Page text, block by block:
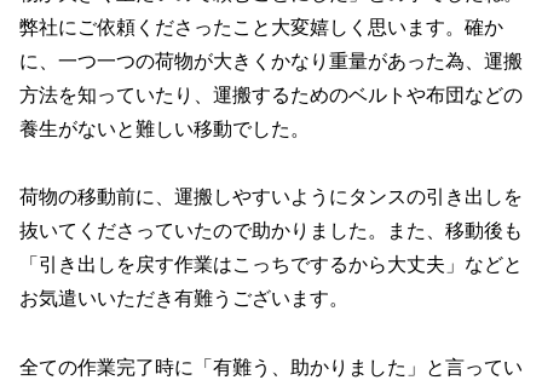
弊社にご依頼くださったこと大変嬉しく思います。確か
に、一つ一つの荷物が大きくかなり重量があった為、運搬
方法を知っていたり、運搬するためのベルトや布団などの
養生がないと難しい移動でした。
荷物の移動前に、運搬しやすいようにタンスの引き出しを
抜いてくださっていたので助かりました。また、移動後も
「引き出しを戻す作業はこっちでするから大丈夫」などと
お気遣いいただき有難うございます。
全ての作業完了時に「有難う、助かりました」と言ってい